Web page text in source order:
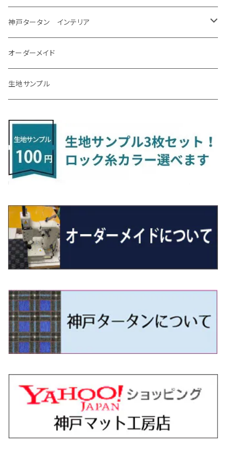
H23/12～R3/7 NHP10
R3/7～ MXPK系
アベンシス
H23/9～H30/4 270系
アリオン
H23/10～R3/3 260系
アルファード/ヴェルファイアＨＶ
H27/1～R5/6 30系
R5/6～ 40系
H24/4～29/10 20系
ヴィッツ
H22/12～R2/3 130系
ヴォクシー
H26/1～R4/1 80系
R4/1～ 90系
エスクァイア
H26/10～R3/12 80系
エスティマ
H18/1～H24/5（前期）
H24/5～R1/10（後期）
エスティマ・ハイブリッド
H18/6～H24/5（前期）
H24/5～R1/10（後期）
オーリス
H24/8～H30/3 180系
カムリ
H24/5～ 160系
カローラ・クロス
カローラ・スポーツ
H19/5～H29/10
ＬＳ５００/ＬＳ５００ｈ
H29/10～
ＬＸ
H27/9～R3/10 URJ201W
ＮＸ
R3/11～ 20系
H26/10～
ＲＸ
H27/10～R4/7 20系5人乗
H29/12～R4/7 20系7人乗
R4/11～ 10系
ＵＸ
H30/11～
R8/7～ E53
R3/8～ E13
ＮＶ３５０キャラバン
H24/6～ E26 3人乗
H24/6～ E26 5・6人乗
キューブ
H14/10～R2/3 Z11・Z12
キックス
R2/6~R8/6 15系(e-POWER)
R8/6～ 16系
H11/6～H16/10 Y34
サクラ
R4/5～ B6AW
シーマ
H13/1～R4/8 F50・Y51
シルビア
H3/1～H11/1 S13・S14
H11/1～H14/11 S15
シルフィ
H24/12～R3/10 TB17
ジューク
H22/6～R2/6 F15
スカイライン
H13/6～H18/11 V35
H26/2～ V37
スカイライン・クロスオーバー
H11/6～H16/10 Y34
H1/6～H11/6 Y30
セレナ
H22/11～H28/9 C26
H11/2～H24/2 TV系
H24/4～R4/1 S3系
サンバートラック
H24/2～H26/9 S200系
H26/9～ S500系
シフォン
H28/12～R1/7 LA600/610
ジャスティ
H23/5～ LA100系
ソルテラ
R4/5~ XEAM10X・YEAM15X
ディアスワゴン
H21/9～R2/4 S300系
トレジア
H22/11～H28/3 120系
フォレスター
H14/2～ SG/SH/SJ/SK系
プレオ
H22/4～H30/3 L275/285
プレオプラス
H24/12～H29/5 LA300/310
レヴォーグ
H15/6～R2/8 BN/BM/BL系
レガシィアウトバック
H15/10～ BP/BR/BS/BT系
レガシィツーリングワゴン
R1/5～ BP系
ＭＡＺＤＡ６
R1/8～ GJ系
ＭＸ－３０
R2/10～ DREJ3P
アクセラ/アクセラ・スポーツ
H24/11～R1/8 GJ系
キャロル
H27/1～ HB36/37/97S
キャロルエコ
H24/11～H27/1 HB35S
スクラム
H17/9～ DG64/DG17
スクラムトラック
H25/9～ DG16T
デミオ
H19/7～R1/7 DE/DJ系
ビアンテ
H20/7～30/3 CC系
ファミリア バン
H30/6～ 160系
H24/10～ MJ系
フレアクロスオーバー
H26/1～ MS系
R2/9～ S403/413P
コペン
H14/6～ L880/LA400K
タフト
R2/6～ LA900/910S
タント
R1/7～ LA650/660
H28/11～ M900系
ハイゼット・キャディー
H28/6～R3/9 LA700V
ハイゼット・カーゴ
H16/12～ S300/S700系
ハイゼット・トラック
H11/1～ S200/S500系
ブーン
H28/4～R5/12 M700系
ミラ
H18/12～ L275/285
ミラ・イース
H23/9～ LA300系
ミラ・ココア
H30/6～ LA550/560S
ムーヴ
H26/12～R5/7 LA150/160S
ムーヴキャンバス
R4/6～ HE33S
イグニス
H28/2～ FF21S
エスクード
H17/5～H27/10 TA/TD系
エブリィ
H13/9～ DA系
クロスビー(XBEE)
H29/12～R7/10 MN71S
ジムニー
H3/6～ JA/JB系
ジムニーノマド
R7/4～ JC74W
ジムニーワイド/ジムニーシエラ
H10/1～H14/1 JB33/43W
H14/1～ JB43/74W
スイフト/スイフトスポーツ
H22/9～ スイフト
H23/12～
スペーシア/スペーシアカスタム/スペーシアギア
H25/3～R5/11
R5/11～ MK54S・MK94S
スペーシアベース
H23/1～H27/8 MA15S
H27/8～R2/12 MA26/36/46S
ハスラー
H26/1～ MR系
H25/6～ B11W/B30系
ｅｋカスタム/ｅｋクロス
H25/6～H31/3 ｅｋカスタム
H31/3～ ｅｋクロス
ekクロスEV
R4/6～ B5AW
アイミーブ
H24/10～R2/12 GF系
アウトランダーＰＨＥＶ
H25/1～ GG/GN系 5人乗
エクリプスクロス/エクリプスクロスPHEV
H30/3～ GK/GL系
タウンボックス
H26/2～ DS17/64W
ディグニティ
H24/7～H29/1 BHGY51
デリカＤ：２
H23/3～ MB系
デリカＤ：３
H23/10～H31/4 BM20 7人乗
デリカＤ：５
R5/5～ B30系/BA系
パジェロ
H18/10～R1/8 7人乗ロング V90系
H23/12～H29/9 JF1/2
H29/9～R5/10 JF3/4
NBOXプラス/NBOXプラスカスタム
H24/7～H29/8 JF1/2
NBOXスラッシュ
H26/12～R2/2 JF1/2
NBOXジョイ
H24/11～R2/3 JG1・JG2
R2/11～ JG3・JG4
N-ONE e:
R7/9~ JG5
N-VAN
H30/7～ JJ1・JJ2
N-VAN e:
R6/10~ JJ3
N‐WGN/N‐WGNカスタム
H25/11～ JH1・JH2・JH3・JH4
S660
H27/4～R3/12 JW5
WR-V
R6/3～ DG5
ZR-V
H11/6～H30/7 バン HH5・HH6
H21/12～R3/4 トラック
アコード・アコードハイブリッド
H25/6～R2/2 CR系
H29/10～ ３HD系
ゴルフ
H25/4～R3/4 AU系
R3/6～ CDD系
H16/4～28/1 １T系 トゥラン
シャラン
H23/2～ 7N系
Tクロス
R2/7～ A1D系
ティグアン
H20/9～H29/1 5NC系
トゥアレグ
H15/9～H30/4 7L/7P系
パサート
H23/5～H27/7 3CCAX
H27/7～ 3CC/3CD系
ザ・ビートル
H24/4～R3/4 16C系
ポロ
H21/10～H30/3 6RC系
H30/3～ AW系
H24/11～30/10
H30/10～
Ｂクラス
H24/4～R1/6
Ｃクラス
H26/7～R4/2
ＣＬＡクラス
H27/6～R1/8
ＣＬＳクラス
H30/6～
Ｅクラス
H28/7～
ＧＬＡクラス
H26/5～R2/6
ＧＬＥクラス
R1/6～
Ｓクラス
H25/10～R3/10
Ｖクラス
H27/4～
MINI
MINIクロスオーバー
神戸タータン インテリア
ラグマット
ラグマットセカンド（L）
ラグマットミニ（S）
オーダーメイド
生地サンプル